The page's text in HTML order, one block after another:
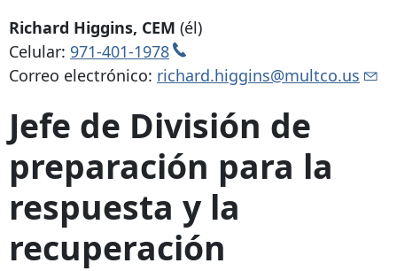
Richard Higgins, CEM (él)
Celular: 971-401-1978
Correo electrónico: richard.higgins@multco.us
Jefe de División de
preparación para la
respuesta y la
recuperación